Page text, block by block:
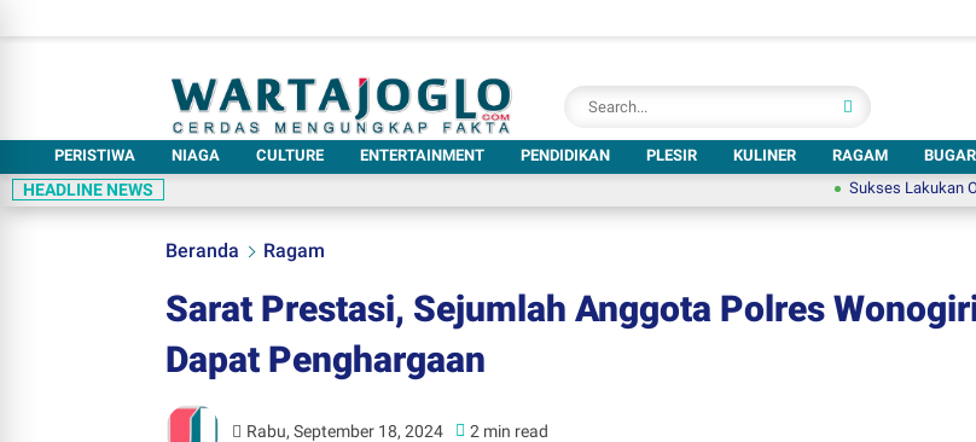
PERISTIWA NIAGA CULTURE ENTERTAINMENT PENDIDIKAN PLESIR KULINER RAGAM BUGAR
HEADLINE NEWS Sukses Lakukan Operasi
Beranda Ragam
Sarat Prestasi, Sejumlah Anggota Polres
Dapat Penghargaan
Rabu, September 18, 2024 2 min read